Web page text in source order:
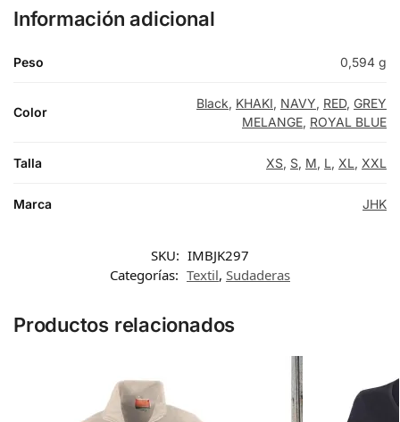
Información adicional
Peso 0,594 g
Color
Black, KHAKI, NAVY, RED, GREY
MELANGE, ROYAL BLUE
Talla XS, S, M, L, XL, XXL
Marca JHK
SKU: IMBJK297
Categorías: Textil, Sudaderas
Productos relacionados